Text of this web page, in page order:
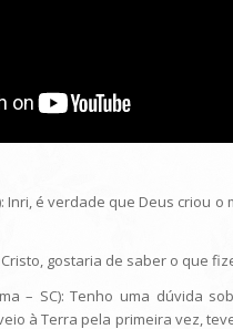
Inri, é verdade que Deus criou
Cristo, gostaria de saber o que
– SC): Tenho uma dúvida
à Terra pela primeira vez,